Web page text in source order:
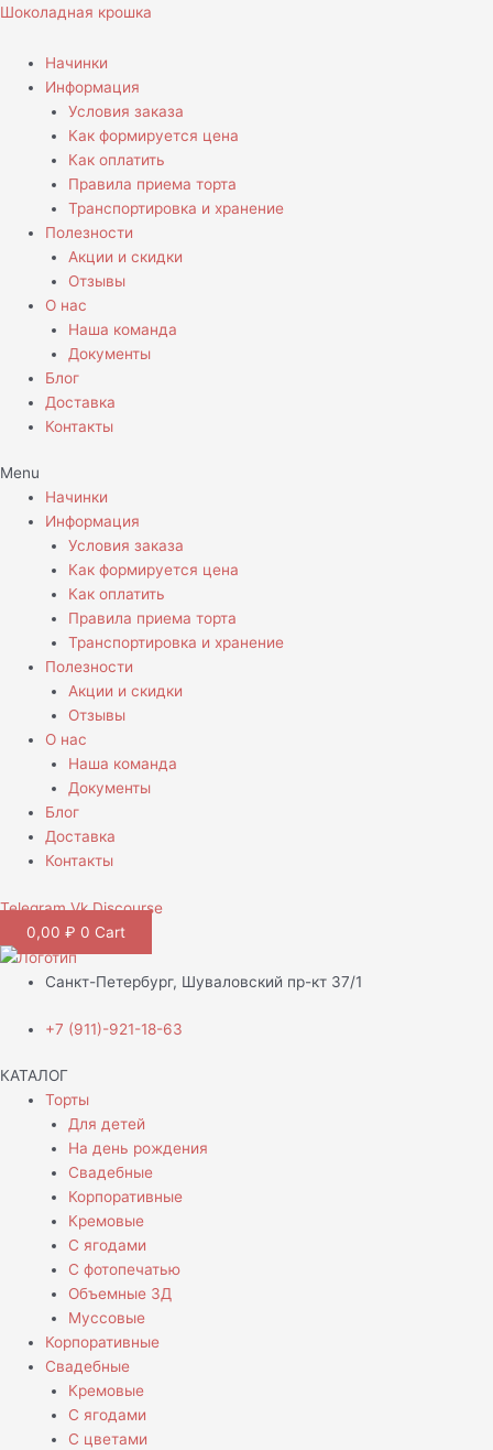
Перейти
содержимому
Шоколадная крошка
Начинки
Информация
Условия заказа
Как формируется цена
Как оплатить
Правила приема торта
Транспортировка и хранение
Полезности
Акции и скидки
Отзывы
О нас
Наша команда
Документы
Блог
Доставка
Контакты
Menu
Начинки
Информация
Условия заказа
Как формируется цена
Как оплатить
Правила приема торта
Транспортировка и хранение
Полезности
Акции и скидки
Отзывы
О нас
Наша команда
Документы
Блог
Доставка
Контакты
Telegram Vk Discourse
0,00 ₽ 0 Cart
Санкт-Петербург, Шуваловский пр-кт 37/1
+7 (911)-921-18-63
КАТАЛОГ
Торты
Для детей
На день рождения
Свадебные
Корпоративные
Кремовые
С ягодами
С фотопечатью
Объемные 3Д
Муссовые
Корпоративные
Свадебные
Кремовые
С ягодами
С цветами
Количество
Капкейки
на
День
учителя